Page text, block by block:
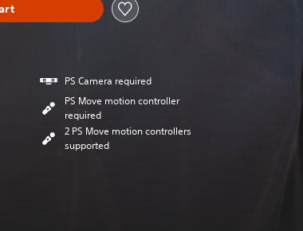
PS Camera required
PS Move motion controller
required
2 PS Move motion controllers
supported